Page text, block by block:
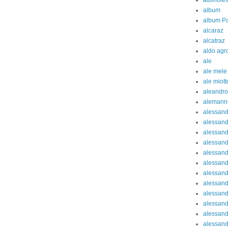
album
album
alcaraz
alcatraz
aldo
ale
ale mele
ale